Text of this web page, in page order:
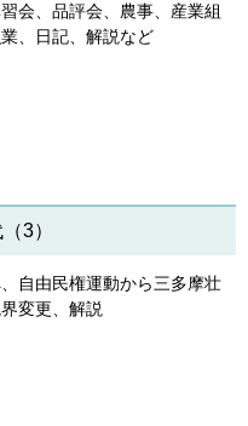
会、品評会、農事、産業組
、日記、解説など
3）
自由民権運動から三多摩壮
変更、解説